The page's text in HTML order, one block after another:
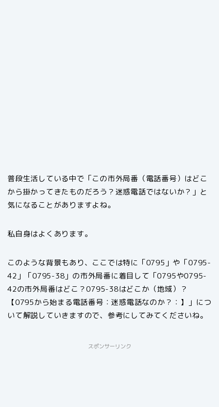
普段生活している中で「この市外局番（電話番号）はどこ
から掛かってきたものだろう？迷惑電話ではないか？」と
気になることがありますよね。
私自身はよくあります。
このような背景もあり、ここでは特に「0795」や「0795-
42」「0795-38」の市外局番に着目して「0795や0795-
42の市外局番はどこ？0795-38はどこか（地域）？
【0795から始まる電話番号：迷惑電話なのか？：】」につ
いて解説していきますので、参考にしてみてくださいね。
スポンサーリンク